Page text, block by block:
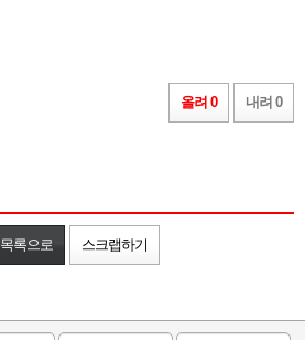
올려 0 내려 0
목록으로 스크랩하기